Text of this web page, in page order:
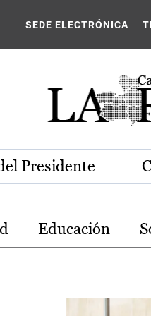
La
SEDE ELECTRÓNICA
Presidente
Educación